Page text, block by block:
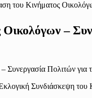
του Κινήματος
–
Συνδιάσκεψη του